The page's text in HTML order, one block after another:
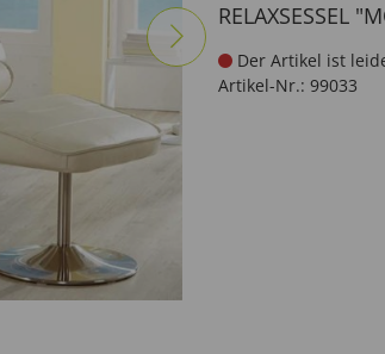
RELAXSESSEL
Der Artikel ist
Artikel-Nr.: 99033